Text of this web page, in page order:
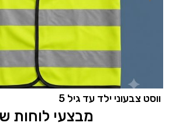
ווסט צבעוני ילד עד גיל 5
מבצעי לוחות